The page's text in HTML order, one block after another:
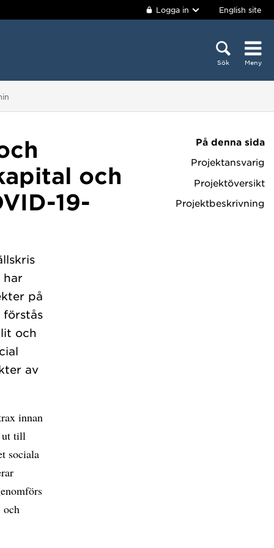
Logga in English site
Sök Meny
På denna sida
Projektansvarig
Projektöversikt
Projektbeskrivning
och
19-
har
på
förstås
och
av
innan
ut till
sociala